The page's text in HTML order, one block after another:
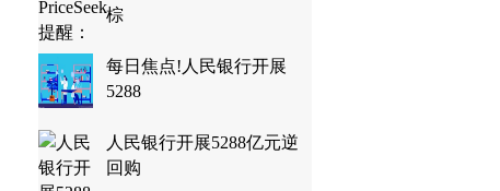
棕
每日焦点!人民银行开展
5288
人民银行开展5288亿元逆
回购